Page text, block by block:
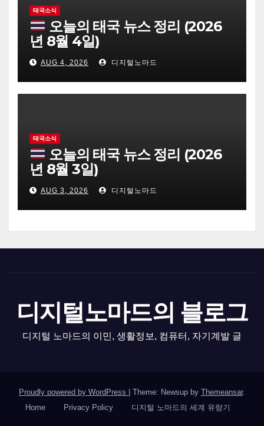
태국소식
오늘의 태국 뉴스 정리 (2026
년 8월 4일)
AUG 4, 2026 디지털노마드
태국소식
오늘의 태국 뉴스 정리 (2026
년 8월 3일)
AUG 3, 2026 디지털노마드
디지털노마드의 블로그
디지털 노마드의 이민, 생활정보, 컴퓨터, 자기계발 글
Proudly powered by WordPress Theme: Newsup by Themeansar.
Home
Privacy Policy 디지털 노마드의 세계 유랑기